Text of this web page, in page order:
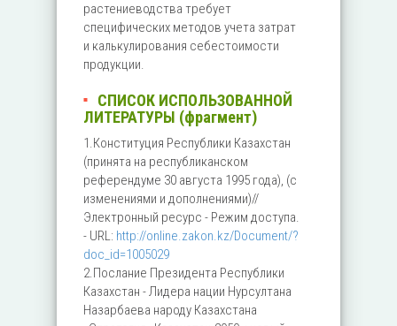
растениеводства требует
специфических методов учета затрат
и калькулирования себестоимости
продукции.
СПИСОК ИСПОЛЬЗОВАННОЙ
ЛИТЕРАТУРЫ (фрагмент)
1.Конституция Республики Казахстан
(принята на республиканском
референдуме 30 августа 1995 года), (с
изменениями и дополнениями)//
Электронный ресурс - Режим доступа.
- URL: http://online.zakon.kz/Document/?
doc_id=1005029
2.Послание Президента Республики
Казахстан - Лидера нации Нурсултана
Назарбаева народу Казахстана